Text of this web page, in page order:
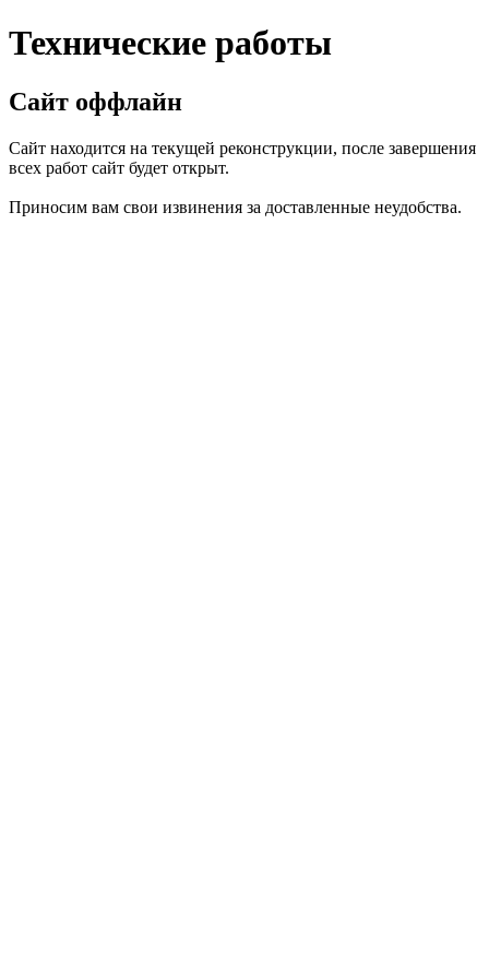
Технические работы
Сайт оффлайн
Сайт находится на текущей реконструкции, после завершения
всех работ сайт будет открыт.
Приносим вам свои извинения за доставленные неудобства.